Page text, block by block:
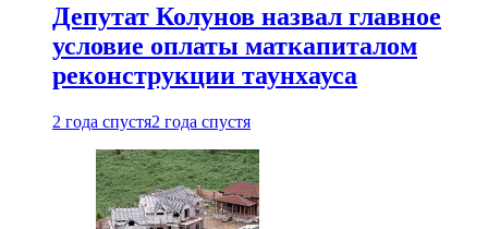
Депутат Колунов назвал главное
условие оплаты маткапиталом
реконструкции таунхауса
2 года спустя2 года спустя